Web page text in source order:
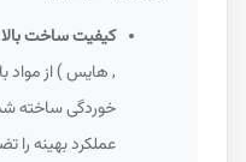
کیفیت ساخت بالا:
, هایس ) از مواد با
خوردگی ساخته شده
عملکرد بهینه را